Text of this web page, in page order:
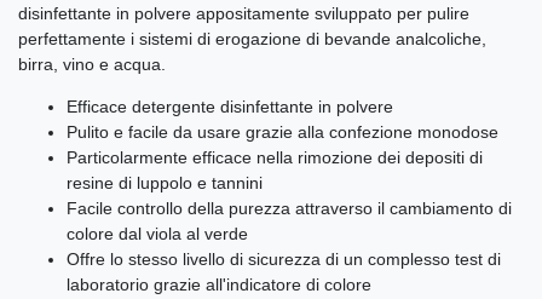
disinfettante in polvere appositamente sviluppato per pulire
perfettamente i sistemi di erogazione di bevande analcoliche,
birra, vino e acqua.
Efficace detergente disinfettante in polvere
Pulito e facile da usare grazie alla confezione monodose
Particolarmente efficace nella rimozione dei depositi di
resine di luppolo e tannini
Facile controllo della purezza attraverso il cambiamento di
colore dal viola al verde
Offre lo stesso livello di sicurezza di un complesso test di
laboratorio grazie all'indicatore di colore